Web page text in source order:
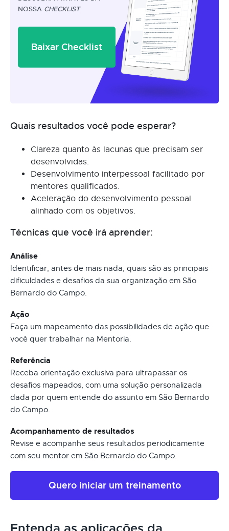
NOSSA CHECKLIST
Baixar Checklist
Quais resultados você pode esperar?
Clareza quanto às lacunas que precisam ser
desenvolvidas.
Desenvolvimento interpessoal facilitado por
mentores qualificados.
Aceleração do desenvolvimento pessoal
alinhado com os objetivos.
Técnicas que você irá aprender:
Análise
Identificar, antes de mais nada, quais são as principais
dificuldades e desafios da sua organização em São
Bernardo do Campo.
Ação
Faça um mapeamento das possibilidades de ação que
você quer trabalhar na Mentoria.
Referência
Receba orientação exclusiva para ultrapassar os
desafios mapeados, com uma solução personalizada
dada por quem entende do assunto em São Bernardo
do Campo.
Acompanhamento de resultados
Revise e acompanhe seus resultados periodicamente
com seu mentor em São Bernardo do Campo.
Quero iniciar um treinamento